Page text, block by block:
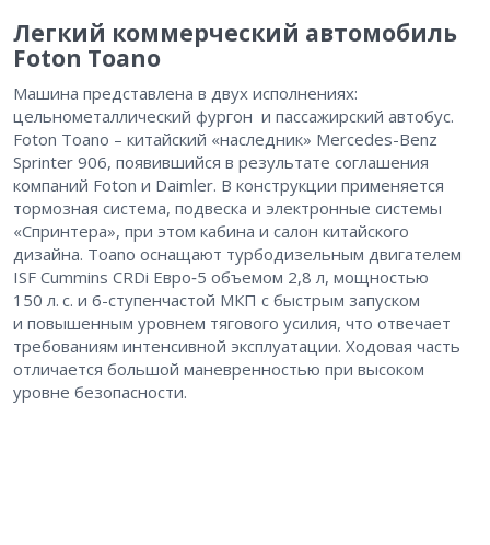
Легкий коммерческий автомобиль
Foton Toano
Машина представлена в двух исполнениях:
цельнометаллический фургон и пассажирский автобус.
Foton Toano – китайский «наследник» Mercedes-Benz
Sprinter 906, появившийся в результате соглашения
компаний Foton и Daimler. В конструкции применяется
тормозная система, подвеска и электронные системы
«Спринтера», при этом кабина и салон китайского
дизайна. Toano оснащают турбодизельным двигателем
ISF Cummins CRDi Евро‑5 объемом 2,8 л, мощностью
150 л. с. и 6-ступенчастой МКП c быстрым запуском
и повышенным уровнем тягового усилия, что отвечает
требованиям интенсивной эксплуатации. Ходовая часть
отличается большой маневренностью при высоком
уровне безопасности.